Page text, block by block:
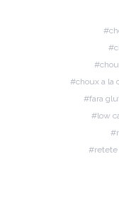
choux a la
fara
low